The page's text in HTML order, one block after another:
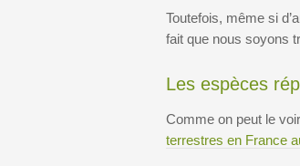
Toutefois, même si
fait que nous soyons
Les espèces
Comme on peut le
terrestres en France